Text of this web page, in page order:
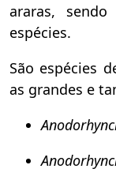
araras,
espécies.
São espécies
as grandes e